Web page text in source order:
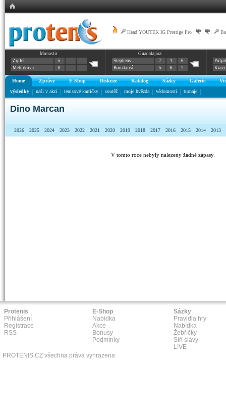
Head YOUTEK IG Prestige Pro
Monastir
Zipfel
5
Melnikova
0
Guadalajara
Stephens
7 1
6
Bouzková
5 6 2
Home Zprávy E-Shop Diskuze Katalog Sázky Galerie
výsledky
naši v akci tenisové kartičky soutěž moje hvězda vědomosti turnaje
Dino Marcan
2026 2025 2024 2023 2022 2021 2020 2019 2018 2017 2016 2015 2014 2013
V tomto roce nebyly nalezeny žádné zápasy.
Protenis
Přihlášení
Registrace
RSS
E-Shop
Nabídka
Akce
Bonusy
Podmínky
Sázky
Pravidla hry
Nabídka
Žebříčky
Síň slávy
L!VE
PROTENIS.CZ všechna práva vyhrazena